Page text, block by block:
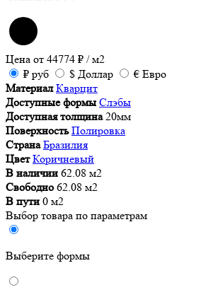
Цена от 44774 ₽ / м2
₽ руб $ Доллар € Евро
Материал Кварцит
Доступные формы Слэбы
Доступная толщина 20мм
Поверхность Полировка
Страна Бразилия
Цвет Коричневый
В наличии 62.08 м2
Свободно 62.08 м2
В пути 0 м2
Выбор товара по параметрам
Выберите формы